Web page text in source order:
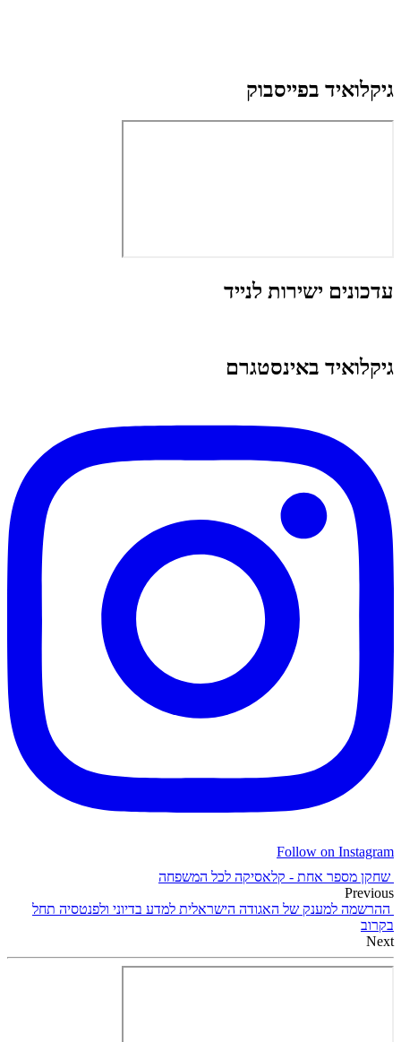
גיקלואיד בפייסבוק
עדכונים ישירות לנייד
גיקלואיד באינסטגרם
Follow on Instagram
שחקן מספר אחת - קלאסיקה לכל המשפחה
Previous
ההרשמה למענק של האגודה הישראלית למדע בדיוני ולפנטסיה תחל
בקרוב
Next